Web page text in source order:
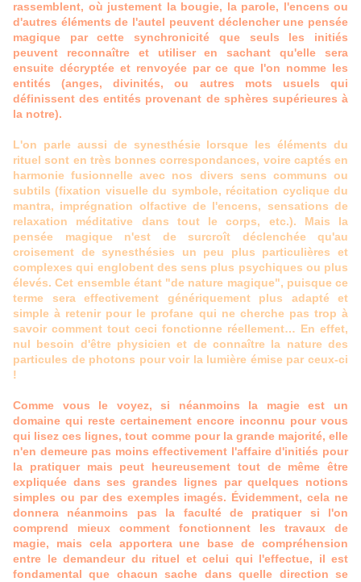
rassemblent, où justement la bougie, la parole, l'encens ou
d'autres éléments de l'autel peuvent déclencher une pensée
magique par cette synchronicité que seuls les initiés
peuvent reconnaître et utiliser en sachant qu'elle sera
ensuite décryptée et renvoyée par ce que l'on nomme les
entités (anges, divinités, ou autres mots usuels qui
définissent des entités provenant de sphères supérieures à
la notre).
L'on parle aussi de synesthésie lorsque les éléments du
rituel sont en très bonnes correspondances, voire captés en
harmonie fusionnelle avec nos divers sens communs ou
subtils (fixation visuelle du symbole, récitation cyclique du
mantra, imprégnation olfactive de l'encens, sensations de
relaxation méditative dans tout le corps, etc.). Mais la
pensée magique n'est de surcroît déclenchée qu'au
croisement de synesthésies un peu plus particulières et
complexes qui englobent des sens plus psychiques ou plus
élevés. Cet ensemble étant "de nature magique", puisque ce
terme sera effectivement génériquement plus adapté et
simple à retenir pour le profane qui ne cherche pas trop à
savoir comment tout ceci fonctionne réellement… En effet,
nul besoin d'être physicien et de connaître la nature des
particules de photons pour voir la lumière émise par ceux-ci
!
Comme vous le voyez, si néanmoins la magie est un
domaine qui reste certainement encore inconnu pour vous
qui lisez ces lignes, tout comme pour la grande majorité, elle
n'en demeure pas moins effectivement l'affaire d'initiés pour
la pratiquer mais peut heureusement tout de même être
expliquée dans ses grandes lignes par quelques notions
simples ou par des exemples imagés. Évidemment, cela ne
donnera néanmoins pas la faculté de pratiquer si l'on
comprend mieux comment fonctionnent les travaux de
magie, mais cela apportera une base de compréhension
entre le demandeur du rituel et celui qui l'effectue, il est
fondamental que chacun sache dans quelle direction se